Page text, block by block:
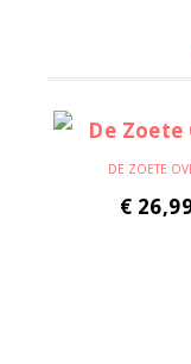
DE ZOETE
€